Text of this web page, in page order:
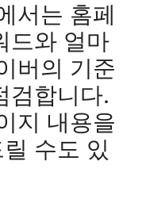
서는 홈페
드와 얼마
버의 기준
검합니다.
지 내용을
수도 있